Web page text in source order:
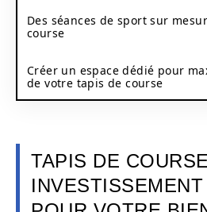
Des séances de sport sur
course
Créer un espace dédié pour
de votre tapis de course
TAPIS DE